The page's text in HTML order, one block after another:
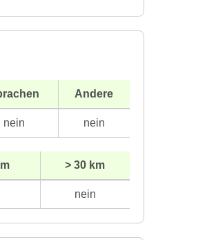
Andere
nein nein
> 30 km
nein